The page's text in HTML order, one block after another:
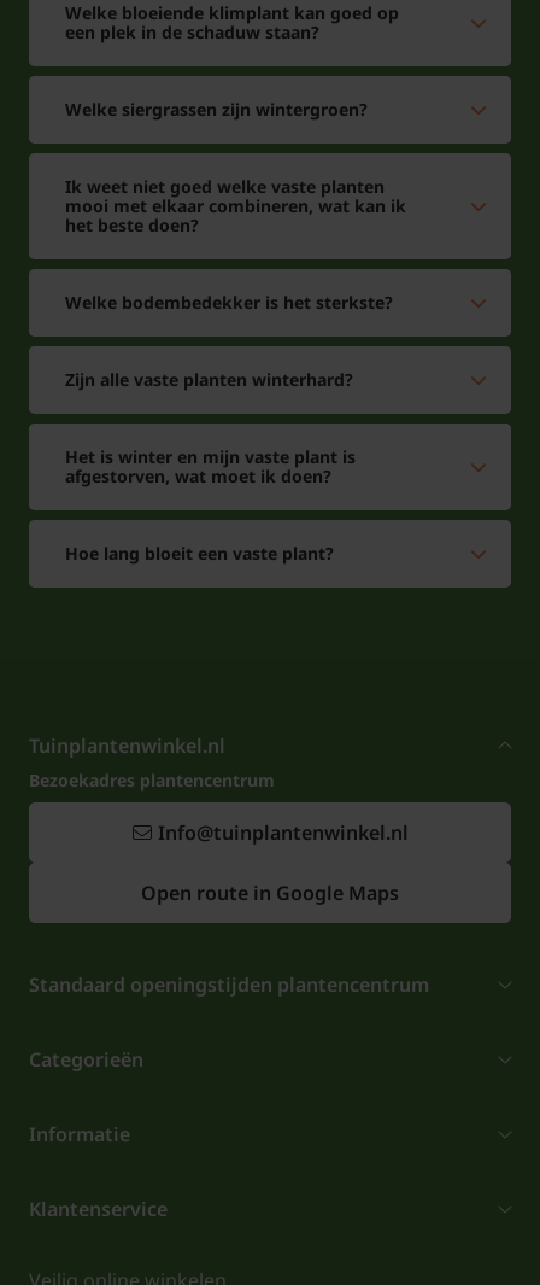
Welke bloeiende klimplant kan goed op
een plek in de schaduw staan?
Welke siergrassen zijn wintergroen?
Ik weet niet goed welke vaste planten
mooi met elkaar combineren, wat kan ik
het beste doen?
Welke bodembedekker is het sterkste?
Zijn alle vaste planten winterhard?
Het is winter en mijn vaste plant is
afgestorven, wat moet ik doen?
Hoe lang bloeit een vaste plant?
Tuinplantenwinkel.nl
Bezoekadres plantencentrum
Info@tuinplantenwinkel.nl
Open route in Google Maps
Standaard openingstijden plantencentrum
Categorieën
Informatie
Klantenservice